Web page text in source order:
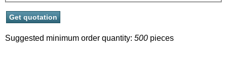
Suggested minimum order quantity: 500 pieces